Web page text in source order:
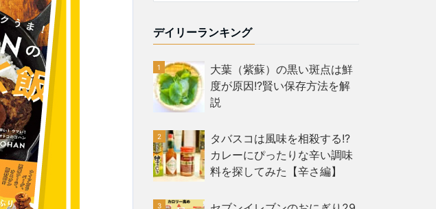
デイリーランキング
大葉（紫蘇）の黒い斑点は鮮
度が原因!?賢い保存方法を解
説
タバスコは風味を相殺する!?
カレーにぴったりな辛い調味
料を探してみた【辛さ編】